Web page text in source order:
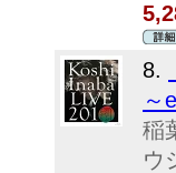
8.
～
稲
ウ